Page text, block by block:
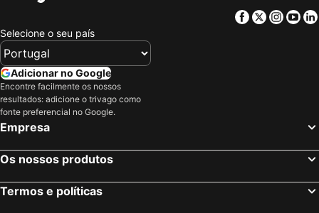
Facebook
Twitter
Selecione o seu país
Adicionar no Google
Encontre facilmente os nossos
resultados: adicione o trivago como
fonte preferencial no Google.
Empresa
Os nossos produtos
Termos e políticas